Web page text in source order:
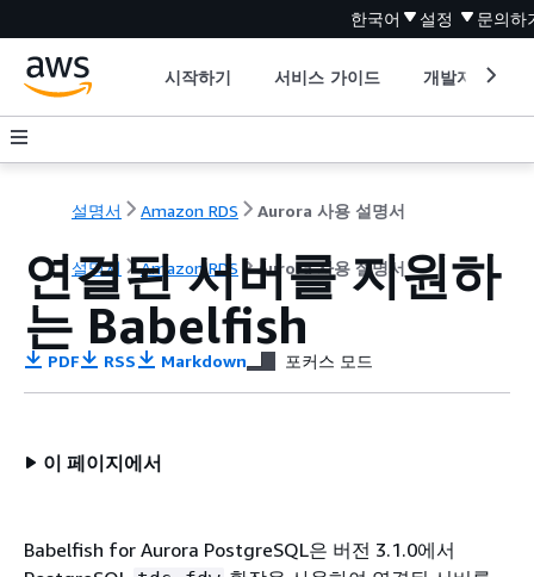
한국어 설정 문의하
시작하기 서비스 가이드 개발자 도구
설명서 Amazon RDS Aurora 사용 설명서
설명서 Amazon RDS Aurora 사용 설명서
연결된 서버를 지원하
는 Babelfish
PDF RSS Markdown 포커스 모드
이 페이지에서
Babelfish for Aurora PostgreSQL은 버전 3.1.0에서